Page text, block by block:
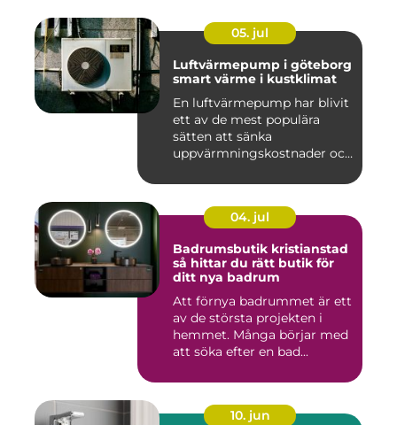
05. jul
Luftvärmepump i göteborg
smart värme i kustklimat
En luftvärmepump har blivit
ett av de mest populära
sätten att sänka
uppvärmningskostnader och
04. jul
Badrumsbutik kristianstad
så hittar du rätt butik för
ditt nya badrum
Att förnya badrummet är ett
av de största projekten i
hemmet. Många börjar med
att söka efter en bad...
10. jun